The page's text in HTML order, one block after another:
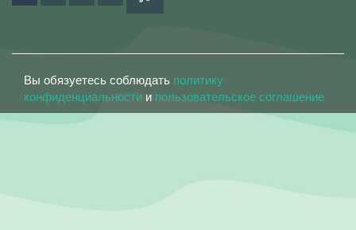
Вы обязуетесь соблюдать политику
конфиденциальности и пользовательское соглашение